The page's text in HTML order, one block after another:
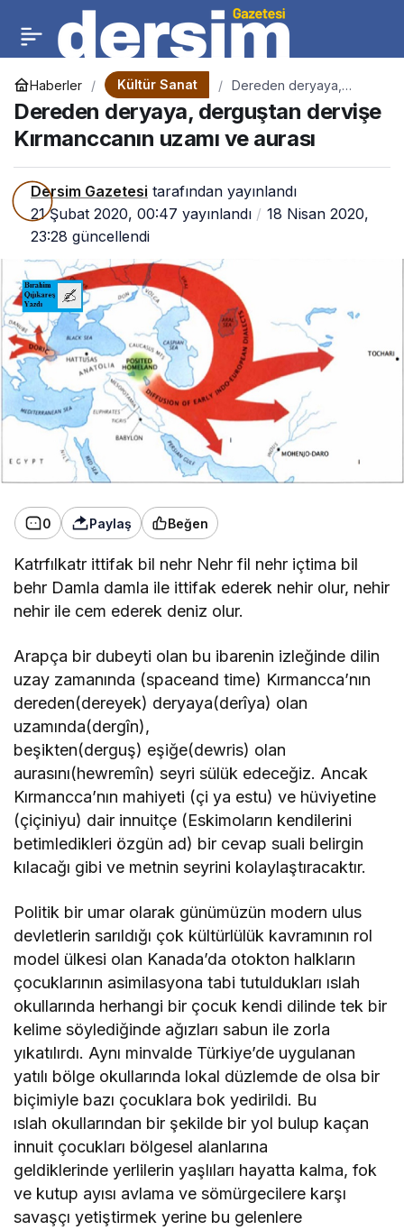
Haberler Kültür Sanat
Dereden deryaya,
derguştan dervişe
Kırmanccanın uzamı ve
aurası
Dereden deryaya, derguştan dervişe
Kırmanccanın uzamı ve aurası
Dersim Gazetesi tarafından yayınlandı
21 Şubat 2020, 00:47 yayınlandı
18 Nisan 2020,
23:28 güncellendi
0 Paylaş Beğen
Katrfılkatr ittifak bil nehr Nehr fil nehr içtima bil
behr Damla damla ile ittifak ederek nehir olur, nehir
nehir ile cem ederek deniz olur.
Arapça bir dubeyti olan bu ibarenin izleğinde dilin
uzay zamanında (spaceand time) Kırmancca’nın
dereden(dereyek) deryaya(derîya) olan
uzamında(dergîn),
beşikten(derguş) eşiğe(dewris) olan
aurasını(hewremîn) seyri sülük edeceğiz. Ancak
Kırmancca’nın mahiyeti (çi ya estu) ve hüviyetine
(çiçiniyu) dair innuitçe (Eskimoların kendilerini
betimledikleri özgün ad) bir cevap suali belirgin
kılacağı gibi ve metnin seyrini kolaylaştıracaktır.
Politik bir umar olarak günümüzün modern ulus
devletlerin sarıldığı çok kültürlülük kavramının rol
model ülkesi olan Kanada’da otokton halkların
çocuklarının asimilasyona tabi tutuldukları ıslah
okullarında herhangi bir çocuk kendi dilinde tek bir
kelime söylediğinde ağızları sabun ile zorla
yıkatılırdı. Aynı minvalde Türkiye’de uygulanan
yatılı bölge okullarında lokal düzlemde de olsa bir
biçimiyle bazı çocuklara bok yedirildi. Bu
ıslah okullarından bir şekilde bir yol bulup kaçan
innuit çocukları bölgesel alanlarına
geldiklerinde yerlilerin yaşlıları hayatta kalma, fok
ve kutup ayısı avlama ve sömürgecilere karşı
savaşçı yetiştirmek yerine bu gelenlere